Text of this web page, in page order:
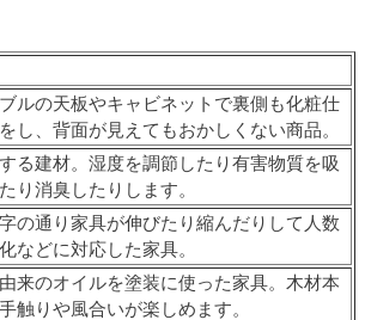
ルの天板やキャビネットで裏側も化粧仕
をし、背面が見えてもおかしくない商品。
る建材。湿度を調節したり有害物質を吸
り消臭したりします。
の通り家具が伸びたり縮んだりして人数
などに対応した家具。
来のオイルを塗装に使った家具。木材本
触りや風合いが楽しめます。